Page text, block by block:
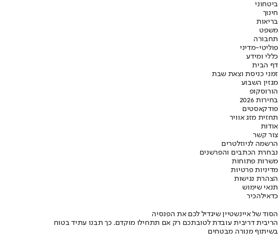
ביטחוני
חינוך
בריאות
משפט
תחבורה
פוליטי-מדיני
כללי ומידע
דף הבית
זמני כניסת וצאת שבת
מגזין השבוע
הורוסקופ
בחירות 2026
פודקאסטים
תחזית מזג אוויר
אודות
צור קשר
הרשמה לניוזלטרים
נבחרת הכתבים והפרשנים
משרות פתוחות
מדיניות פרטיות
הצהרת נגישות
תנאי שימוש
כדאילהכיר
הסוד של איינשטיין שיגדיל לכם את הפנסיה
הריבית דריבית עובדת לטובתכם רק אם תתחילו מוקדם. כך תבנו עתיד בטוח
בשיתוף מנורה מבטחים